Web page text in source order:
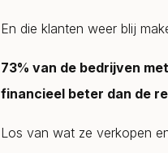
En die klanten weer blij
73% van de bedrijven
financieel beter dan de
Los van wat ze verkopen